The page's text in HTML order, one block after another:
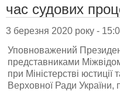
час судових
3 березня 2020 року -
Уповноважений
представниками
при Міністерстві
Верховної Ради України,